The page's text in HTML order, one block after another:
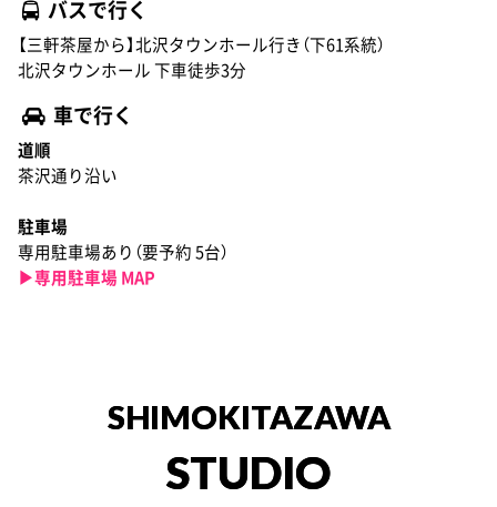
バスで行く
【三軒茶屋から】北沢タウンホール行き（下61系統）
北沢タウンホール 下車徒歩3分
車で行く
道順
茶沢通り沿い
駐車場
専用駐車場あり（要予約 5台）
▶︎専用駐車場 MAP
SHIMOKITAZAWA
STUDIO